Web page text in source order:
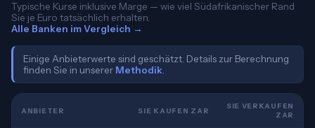
Typische Kurse inklusive Marge — wie viel Südafrikanischer Rand
Sie je Euro tatsächlich erhalten.
Alle Banken im Vergleich →
Einige Anbieterwerte sind geschätzt. Details zur Berechnung
finden Sie in unserer Methodik
ANBIETER SIE KAUFEN ZAR
SIE VERKAUFEN
ZAR